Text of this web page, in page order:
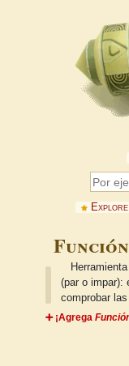
(par o impar):
comprobar
➕ ¡Agrega